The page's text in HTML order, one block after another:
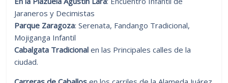
Jaraneros y Decimistas
Parque Zaragoza: Serenata, Fandango Tradicional,
Mojiganga Infantil
Cabalgata Tradicional en las Principales calles de la
ciudad.